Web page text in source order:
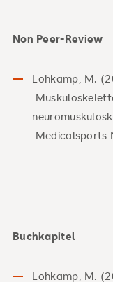
Non Peer-Review
Lohkamp, M.
Medicalsports
Buchkapitel
Lohkamp, M.